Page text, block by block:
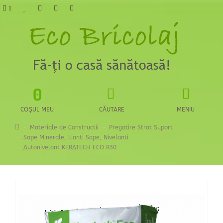
MENIU
CĂUTARE
0
COŞUL MEU
Materiale de Constructii
Pregatire Strat Suport
Sape Minerale, Lianti Sape, Nivelanti
Autonivelant KERATECH ECO R30